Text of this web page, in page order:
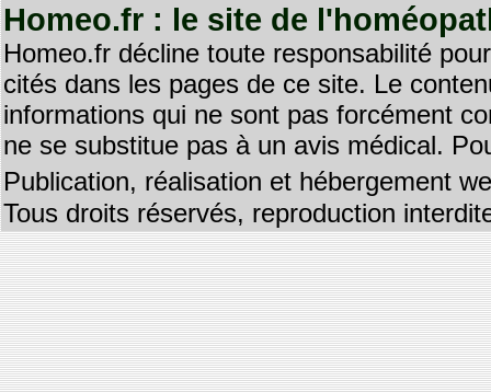
Homeo.fr : le site de
Homeo.fr décline toute responsabilité
cités dans les pages de ce site. Le
informations qui ne sont pas forcément
ne se substitue pas à un avis médical.
Publication, réalisation et hébergement
Tous droits réservés, reproduction